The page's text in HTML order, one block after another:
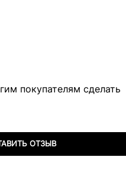
покупателям сделать
ОТЗЫВ